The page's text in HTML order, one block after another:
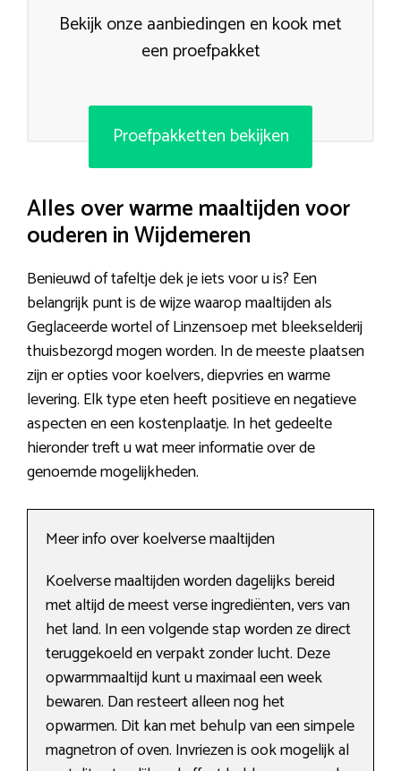
Bekijk onze aanbiedingen en kook met
een proefpakket
Proefpakketten bekijken
Alles over warme maaltijden voor
ouderen in Wijdemeren
Benieuwd of tafeltje dek je iets voor u is? Een
belangrijk punt is de wijze waarop maaltijden als
Geglaceerde wortel of Linzensoep met bleekselderij
thuisbezorgd mogen worden. In de meeste plaatsen
zijn er opties voor koelvers, diepvries en warme
levering. Elk type eten heeft positieve en negatieve
aspecten en een kostenplaatje. In het gedeelte
hieronder treft u wat meer informatie over de
genoemde mogelijkheden.
Meer info over koelverse maaltijden
Koelverse maaltijden worden dagelijks bereid
met altijd de meest verse ingrediënten, vers van
het land. In een volgende stap worden ze direct
teruggekoeld en verpakt zonder lucht. Deze
opwarmmaaltijd kunt u maximaal een week
bewaren. Dan resteert alleen nog het
opwarmen. Dit kan met behulp van een simpele
magnetron of oven. Invriezen is ook mogelijk al